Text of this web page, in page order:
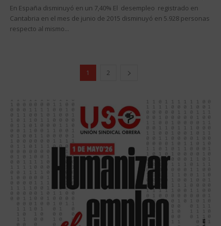
En España disminuyó en un 7,40% El desempleo registrado en
Cantabria en el mes de junio de 2015 disminuyó en 5.928 personas
respecto al mismo...
1 2